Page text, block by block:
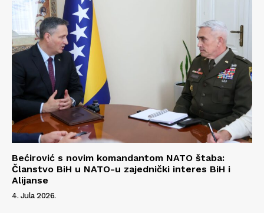
Bećirović s novim komandantom NATO štaba:
Članstvo BiH u NATO-u zajednički interes BiH i
Alijanse
4. Jula 2026.